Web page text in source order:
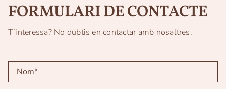
FORMULARI DE CONTACTE
T’interessa? No dubtis en contactar amb nosaltres.